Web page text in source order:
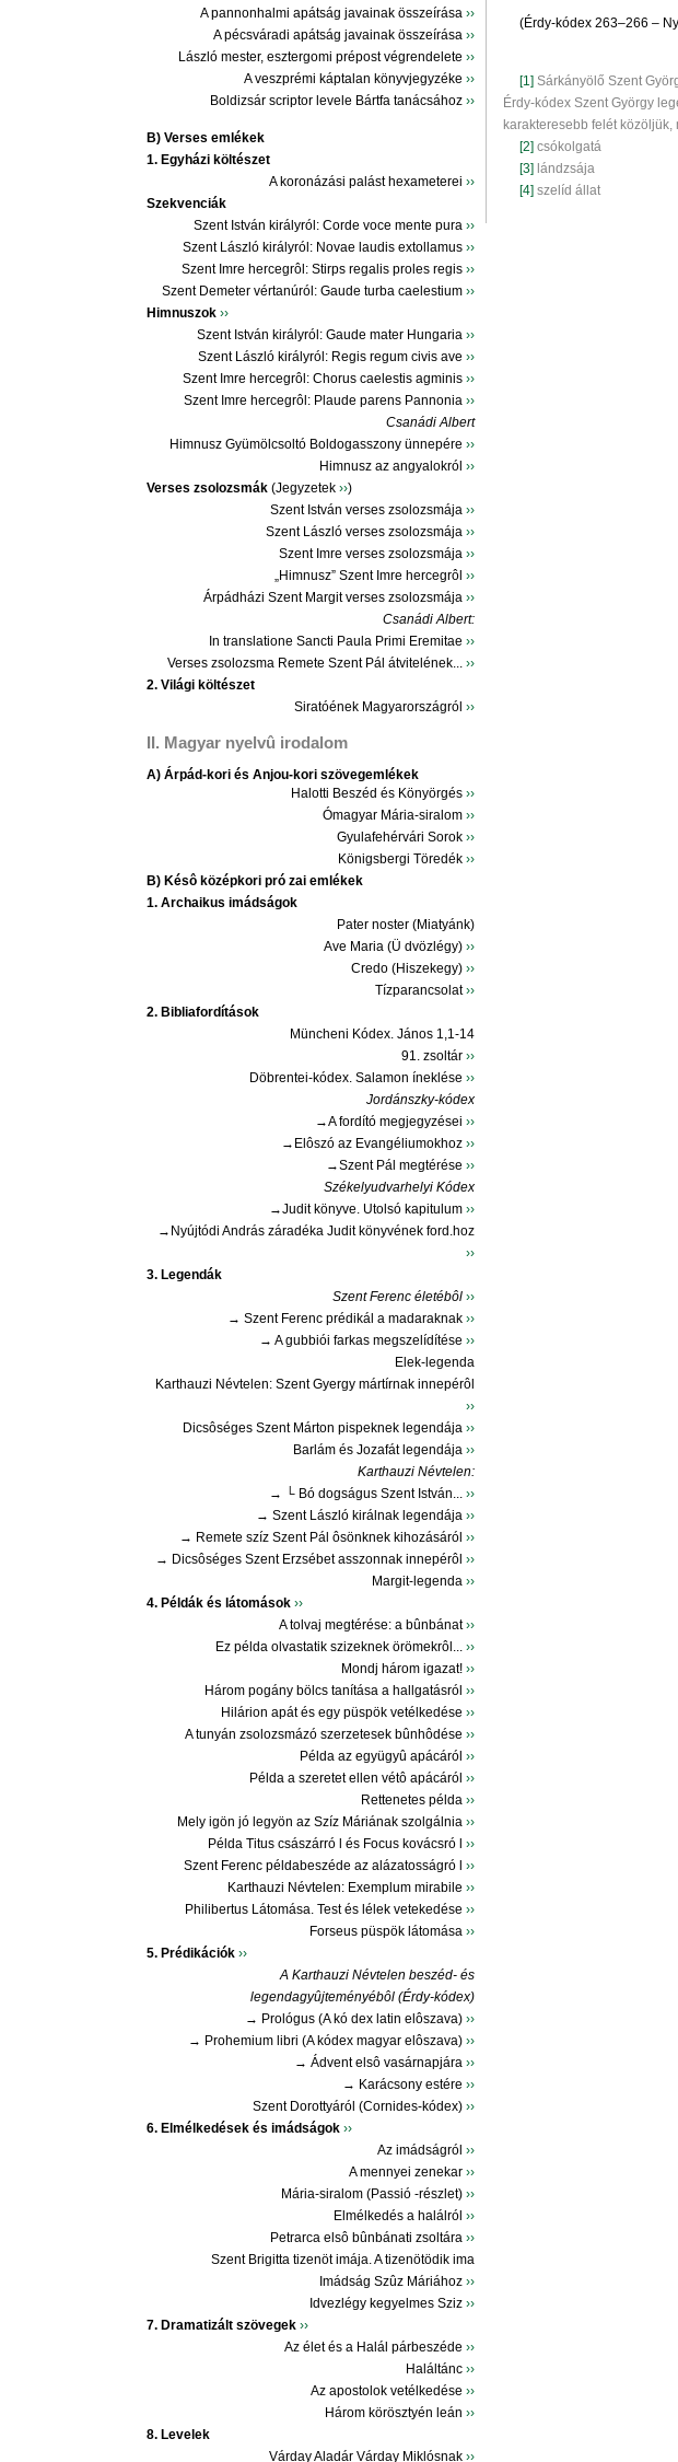
A pannonhalmi apátság javainak összeírása››
A pécsváradi apátság javainak összeírása››
László mester, esztergomi prépost végrendelete››
A veszprémi káptalan könyvjegyzéke››
Boldizsár scriptor levele Bártfa tanácsához››
B) Verses emlékek
1. Egyházi költészet
A koronázási palást hexameterei››
Szekvenciák
Szent István királyról: Corde voce mente pura››
Szent László királyról: Novae laudis extollamus››
Szent Imre hercegrôl: Stirps regalis proles regis››
Szent Demeter vértanúról: Gaude turba caelestium››
Himnuszok››
Szent István királyról: Gaude mater Hungaria››
Szent László királyról: Regis regum civis ave››
Szent Imre hercegrôl: Chorus caelestis agminis››
Szent Imre hercegrôl: Plaude parens Pannonia››
Csanádi Albert
Himnusz Gyümölcsoltó Boldogasszony ünnepére››
Himnusz az angyalokról››
Verses zsolozsmák(Jegyzetek››)
Szent István verses zsolozsmája››
Szent László verses zsolozsmája››
Szent Imre verses zsolozsmája››
„Himnusz” Szent Imre hercegrôl››
Árpádházi Szent Margit verses zsolozsmája››
Csanádi Albert:
In translatione Sancti Paula Primi Eremitae››
Verses zsolozsma Remete Szent Pál átvitelének...››
2. Világi költészet
Siratóének Magyarországról››
II. Magyar nyelvû irodalom
A) Árpád-kori és Anjou-kori szövegemlékek
Halotti Beszéd és Könyörgés››
Ómagyar Mária-siralom››
Gyulafehérvári Sorok››
Königsbergi Töredék››
B) Késô középkori pró zai emlékek
1. Archaikus imádságok
Pater noster (Miatyánk)
Ave Maria (Ü dvözlégy)››
Credo (Hiszekegy)››
Tízparancsolat››
2. Bibliafordítások
Müncheni Kódex. János 1,1-14
91. zsoltár››
Döbrentei-kódex. Salamon íneklése››
Jordánszky-kódex
→A fordító megjegyzései››
→Elôszó az Evangéliumokhoz››
→Szent Pál megtérése››
Székelyudvarhelyi Kódex
→Judit könyve. Utolsó kapitulum››
→Nyújtódi András záradéka Judit könyvének ford.hoz
››
3. Legendák
Szent Ferenc életébôl››
→ Szent Ferenc prédikál a madaraknak››
→ A gubbiói farkas megszelídítése››
Elek-legenda
Karthauzi Névtelen: Szent Gyergy mártírnak innepérôl
››
Dicsôséges Szent Márton pispeknek legendája››
Barlám és Jozafát legendája››
Karthauzi Névtelen:
→ └ Bó dogságus Szent István...››
→ Szent László királnak legendája››
→ Remete szíz Szent Pál ôsönknek kihozásáról››
→ Dicsôséges Szent Erzsébet asszonnak innepérôl››
Margit-legenda››
4. Példák és látomások››
A tolvaj megtérése: a bûnbánat››
Ez példa olvastatik szizeknek örömekrôl...››
Mondj három igazat!››
Három pogány bölcs tanítása a hallgatásról››
Hilárion apát és egy püspök vetélkedése››
A tunyán zsolozsmázó szerzetesek bûnhôdése››
Példa az együgyû apácáról››
Példa a szeretet ellen vétô apácáról››
Rettenetes példa››
Mely igön jó legyön az Szíz Máriának szolgálnia››
Példa Titus császárró l és Focus kovácsró l››
Szent Ferenc példabeszéde az alázatosságró l››
Karthauzi Névtelen: Exemplum mirabile››
Philibertus Látomása. Test és lélek vetekedése››
Forseus püspök látomása››
5. Prédikációk››
A Karthauzi Névtelen beszéd- és
legendagyûjteményébôl (Érdy-kódex)
→ Prológus (A kó dex latin elôszava)››
→ Prohemium libri (A kódex magyar elôszava)››
→ Ádvent elsô vasárnapjára››
→ Karácsony estére››
Szent Dorottyáról (Cornides-kódex)››
6. Elmélkedések és imádságok››
Az imádságról››
A mennyei zenekar››
Mária-siralom (Passió -részlet)››
Elmélkedés a halálról››
Petrarca elsô bûnbánati zsoltára››
Szent Brigitta tizenöt imája. A tizenötödik ima
Imádság Szûz Máriához››
Idvezlégy kegyelmes Sziz››
7. Dramatizált szövegek››
Az élet és a Halál párbeszéde››
Haláltánc››
Az apostolok vetélkedése››
Három körösztyén leán››
8. Levelek
Várday Aladár Várday Miklósnak››
(Érdy-kódex 263–266 –
[1]Sárkányölő Szent
Érdy-kódex Szent György
karakteresebb felét
[2]csókolgatá
[3] lándzsája
[4]szelíd állat